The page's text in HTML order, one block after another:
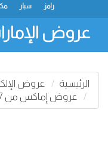
سبار
رامز
نستو كارفور عروض
الرئيسية عروض
عروض إماكس من 07 إلى 20 يونيو 2024